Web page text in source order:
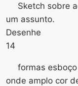
Sketch sobre
um assunto.
Desenhe
14
formas
onde amplo cor